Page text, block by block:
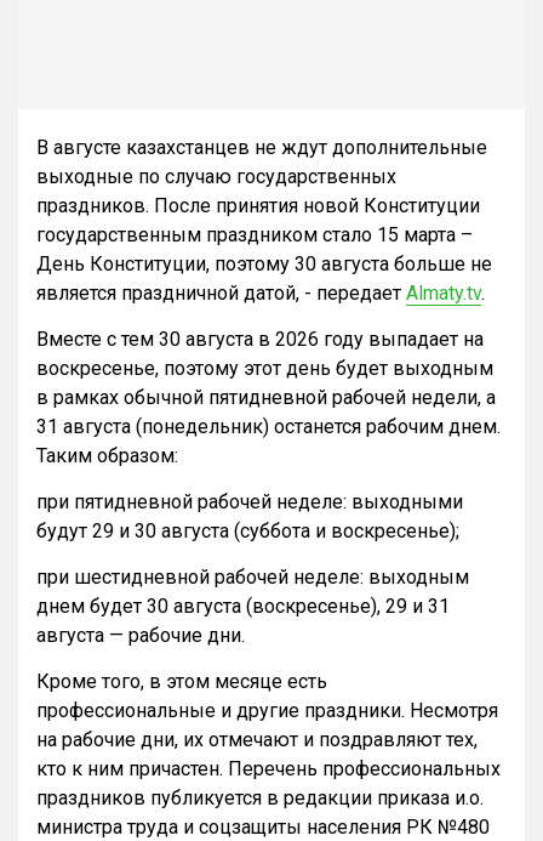
В августе казахстанцев не ждут дополнительные
выходные по случаю государственных
праздников. После принятия новой Конституции
государственным праздником стало 15 марта –
День Конституции, поэтому 30 августа больше не
является праздничной датой, - передает Almaty.tv.
Вместе с тем 30 августа в 2026 году выпадает на
воскресенье, поэтому этот день будет выходным
в рамках обычной пятидневной рабочей недели, а
31 августа (понедельник) останется рабочим днем.
Таким образом:
при пятидневной рабочей неделе: выходными
будут 29 и 30 августа (суббота и воскресенье);
при шестидневной рабочей неделе: выходным
днем будет 30 августа (воскресенье), 29 и 31
августа — рабочие дни.
Кроме того, в этом месяце есть
профессиональные и другие праздники. Несмотря
на рабочие дни, их отмечают и поздравляют тех,
кто к ним причастен. Перечень профессиональных
праздников публикуется в редакции приказа и.о.
министра труда и соцзащиты населения РК №480